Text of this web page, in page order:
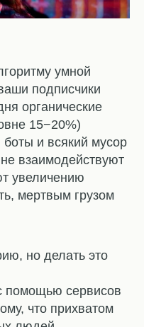
умной
подписчики
органические
15−20%)
и всякий мусор
взаимодействуют
увеличению
мертвым грузом
но делать это
помощью сервисов
что прихватом